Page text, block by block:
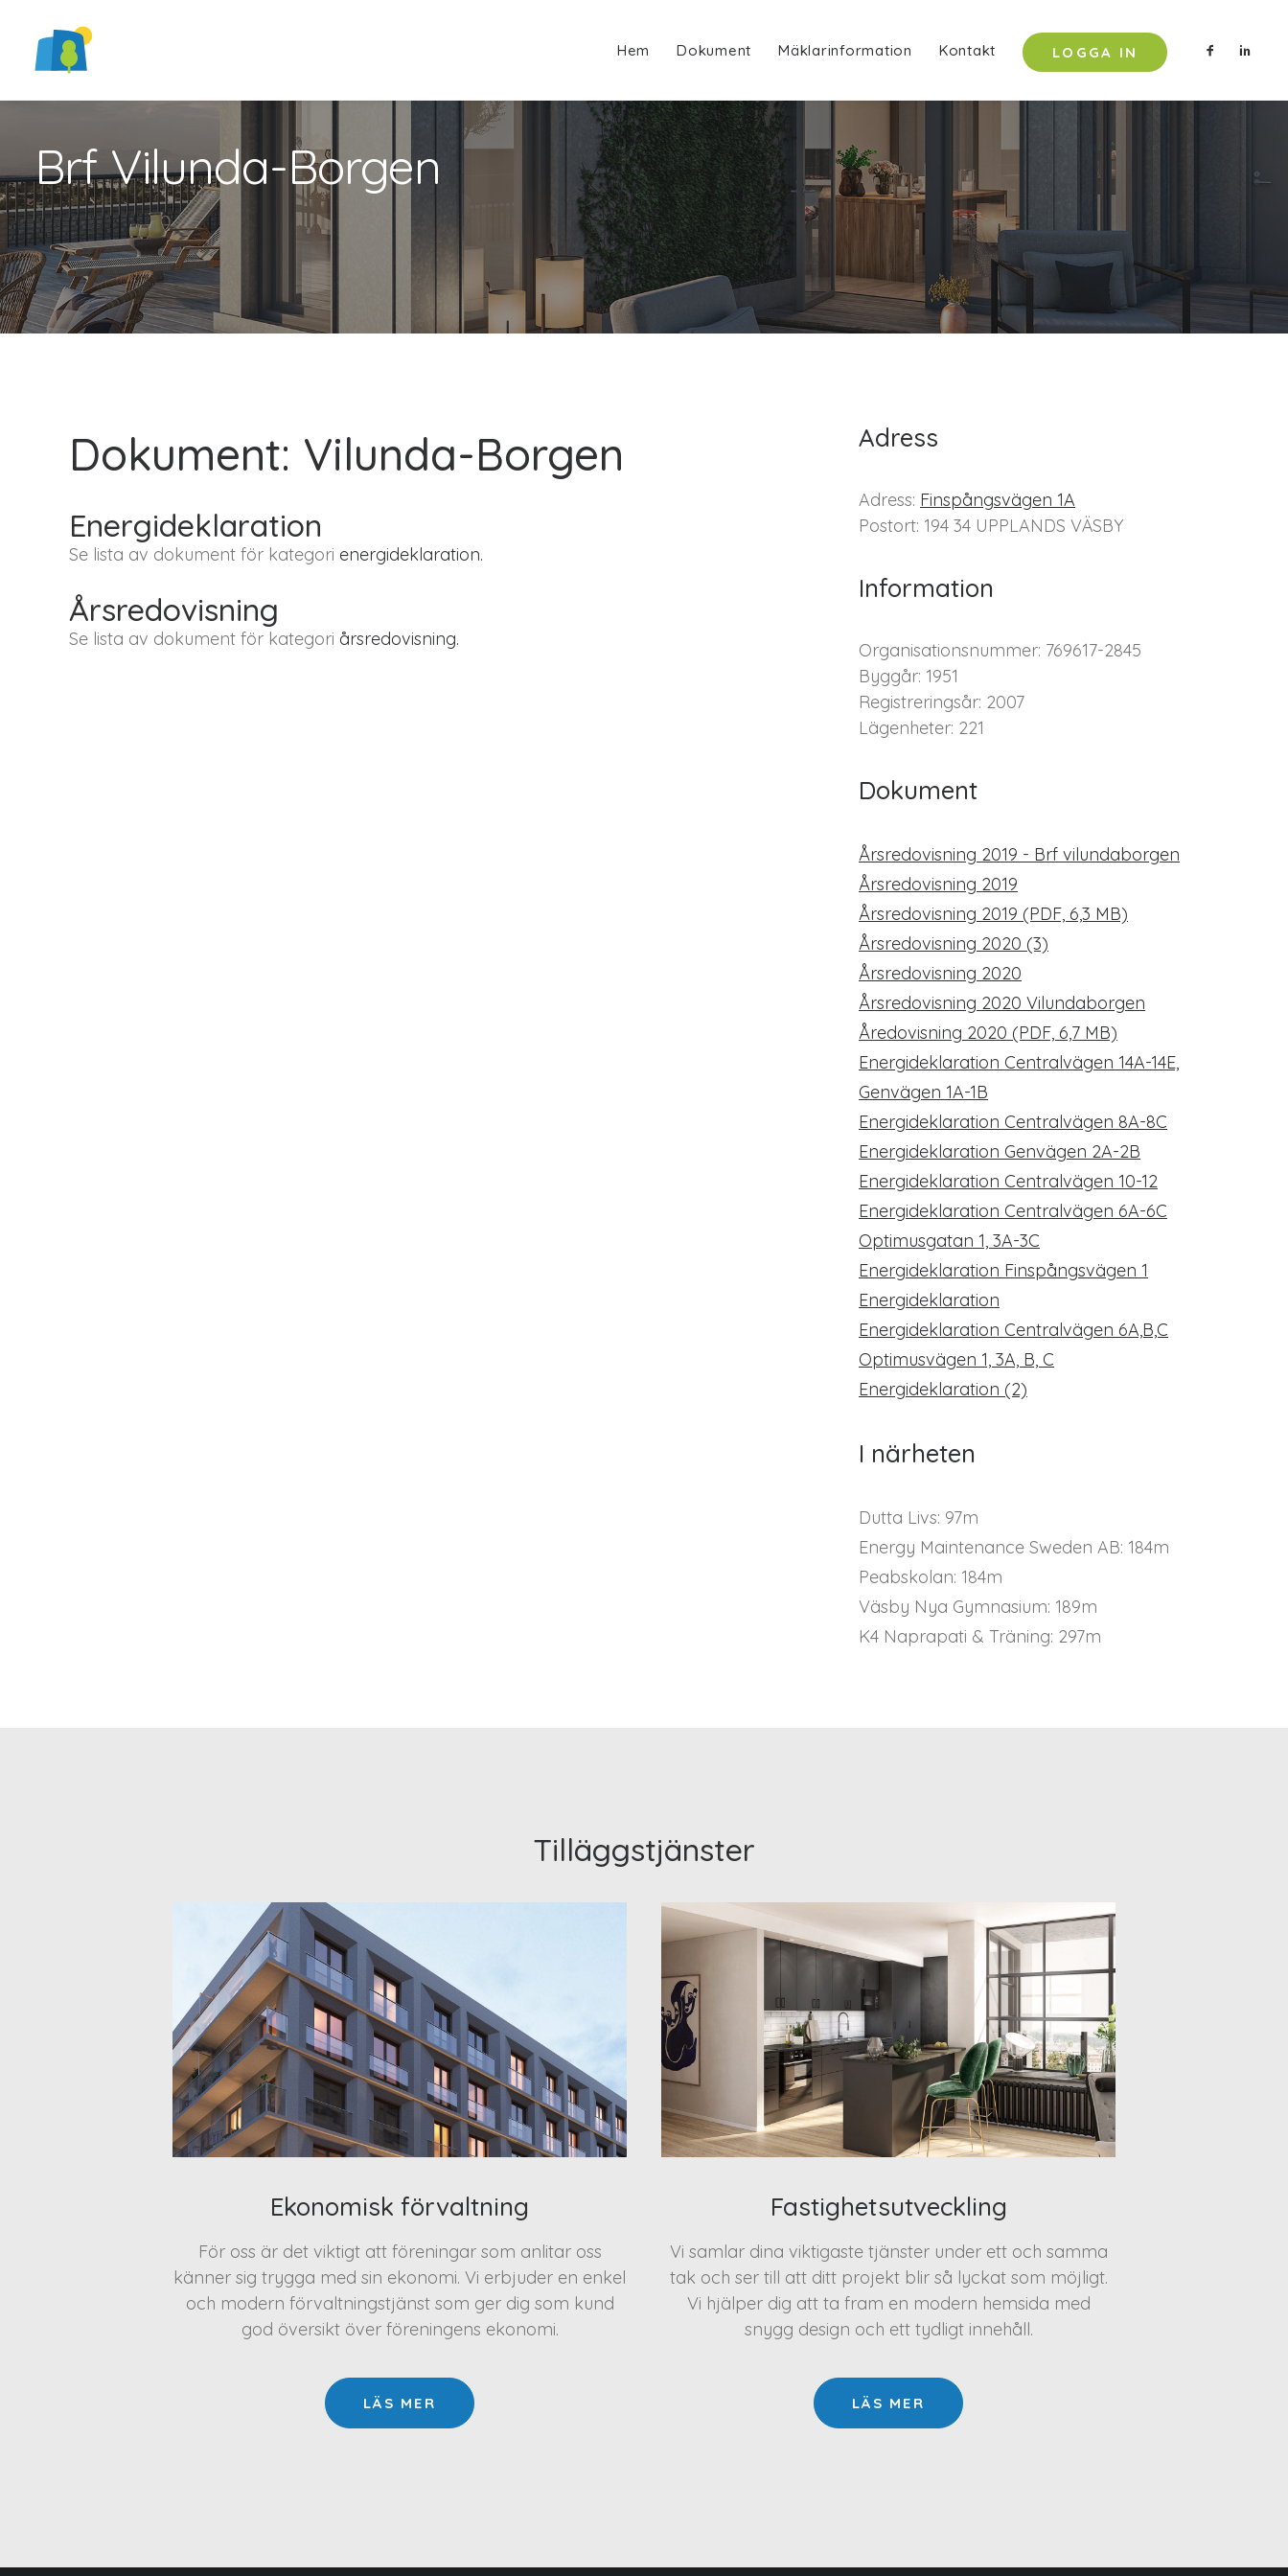
Hem Dokument Mäklarinformation Kontakt LOGGA IN
Brf Vilunda-Borgen
Dokument: Vilunda-Borgen
Energideklaration
Se lista av dokument för kategori energideklaration.
Årsredovisning
Se lista av dokument för kategori årsredovisning.
Adress
Adress: Finspångsvägen 1A
Postort: 194 34 UPPLANDS VÄSBY
Information
Organisationsnummer: 769617-2845
Byggår: 1951
Registreringsår: 2007
Lägenheter: 221
Dokument
Årsredovisning 2019 - Brf vilundaborgen
Årsredovisning 2019
Årsredovisning 2019 (PDF, 6,3 MB)
Årsredovisning 2020 (3)
Årsredovisning 2020
Årsredovisning 2020 Vilundaborgen
Åredovisning 2020 (PDF, 6,7 MB)
Energideklaration Centralvägen 14A-14E,
Genvägen 1A-1B
Energideklaration Centralvägen 8A-8C
Energideklaration Genvägen 2A-2B
Energideklaration Centralvägen 10-12
Energideklaration Centralvägen 6A-6C
Optimusgatan 1, 3A-3C
Energideklaration Finspångsvägen 1
Energideklaration
Energideklaration Centralvägen 6A,B,C
Optimusvägen 1, 3A, B, C
Energideklaration (2)
I närheten
Dutta Livs: 97m
Energy Maintenance Sweden AB: 184m
Peabskolan: 184m
Väsby Nya Gymnasium: 189m
K4 Naprapati & Träning: 297m
Tilläggstjänster
Ekonomisk förvaltning
För oss är det viktigt att föreningar som anlitar oss
känner sig trygga med sin ekonomi. Vi erbjuder en enkel
och modern förvaltningstjänst som ger dig som kund
god översikt över föreningens ekonomi.
LÄS MER
Fastighetsutveckling
Vi samlar dina viktigaste tjänster under ett och samma
tak och ser till att ditt projekt blir så lyckat som möjligt.
Vi hjälper dig att ta fram en modern hemsida med
snygg design och ett tydligt innehåll.
LÄS MER